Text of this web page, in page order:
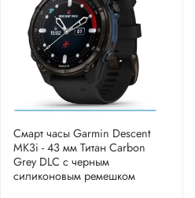
Смарт часы Garmin Descent
MK3i - 43 мм Титан Carbon
Grey DLC с черным
силиконовым ремешком